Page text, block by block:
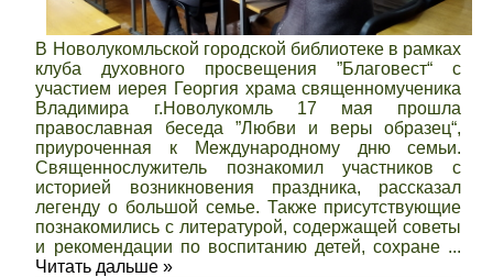
В Новолукомльской городской библиотеке в рамках
клуба духовного просвещения ”Благовест“ с
участием иерея Георгия храма священномученика
Владимира г.Новолукомль 17 мая прошла
православная беседа ”Любви и веры образец“,
приуроченная к Международному дню семьи.
Священнослужитель познакомил участников с
историей возникновения праздника, рассказал
легенду о большой семье. Также присутствующие
познакомились с литературой, содержащей советы
и рекомендации по воспитанию детей, сохране ...
Читать дальше »